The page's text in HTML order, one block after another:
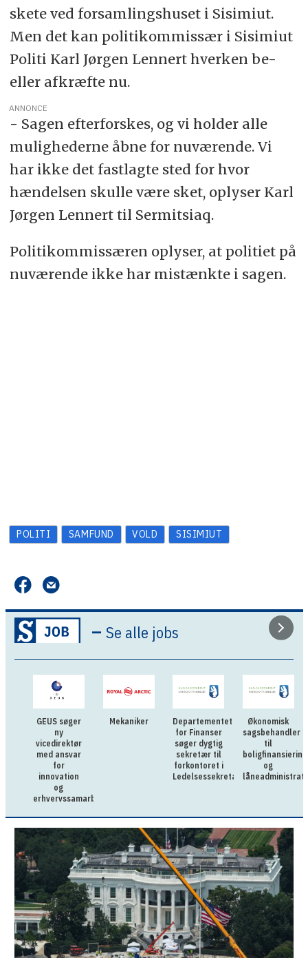
skete ved forsamlingshuset i Sisimiut.
Men det kan politikommissær i Sisimiut
Politi Karl Jørgen Lennert hverken be-
eller afkræfte nu.
ANNONCE
- Sagen efterforskes, og vi holder alle
mulighederne åbne for nuværende. Vi
har ikke det fastlagte sted for hvor
hændelsen skulle være sket, oplyser Karl
Jørgen Lennert til Sermitsiaq.
Politikommissæren oplyser, at politiet på
nuværende ikke har mistænkte i sagen.
POLITI SAMFUND VOLD SISIMIUT
– Se alle jobs
GEUS søger
ny
vicedirektør
med ansvar
for
innovation
og
erhvervssamarbejde
Mekaniker
Departementet
for Finanser
søger dygtig
sekretær til
forkontoret i
Ledelsessekretariatet
Økonomisk
sagsbehandler
til
boligfinansiering
og